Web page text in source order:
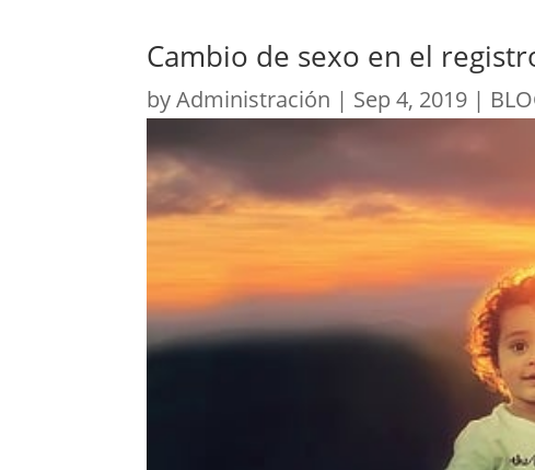
Cambio de sexo en el
byAdministración | Sep 4, 2019 |